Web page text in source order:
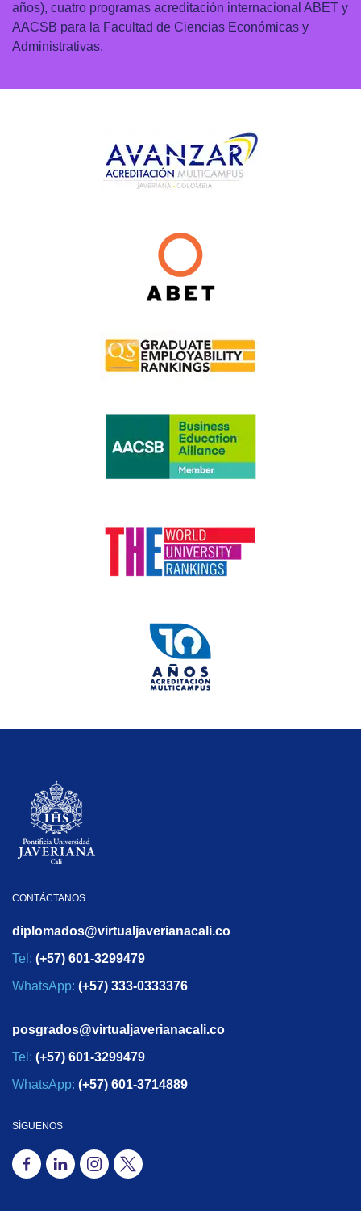
años), cuatro programas acreditación internacional ABET y
AACSB para la Facultad de Ciencias Económicas y
Administrativas.
CONTÁCTANOS
diplomados@virtualjaverianacali.co
Tel: (+57) 601-3299479
WhatsApp: (+57) 333-0333376
posgrados@virtualjaverianacali.co
Tel: (+57) 601-3299479
WhatsApp: (+57) 601-3714889
SÍGUENOS